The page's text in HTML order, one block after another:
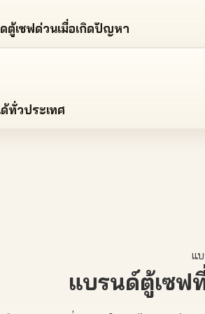
ตู้เซฟด่วนเมื่อเกิดปัญหา
ทั่วประเทศ
แ
แบรนด์ตู้เซฟ